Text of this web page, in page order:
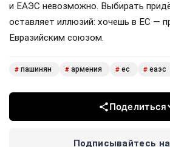
и ЕАЭС невозможно. Выбирать
оставляет иллюзий: хочешь в ЕС —
Евразийским союзом.
# пашинян # армения # ес # еаэс
Поделиться
Подписывайтесь